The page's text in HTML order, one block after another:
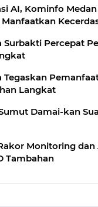
AI, Kominfo
Surbakti Percepat
Tegaskan
Langkat
Damai-kan
Monitoring dan
Tambahan